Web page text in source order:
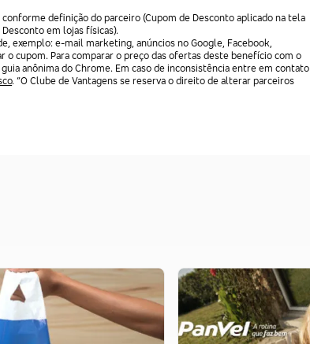
definição do parceiro (Cupom de Desconto aplicado na tela
em lojas físicas).
exemplo: e-mail marketing, anúncios no Google, Facebook,
cupom. Para comparar o preço das ofertas deste benefício com o
anônima do Chrome. Em caso de inconsistência entre em contato
. “O Clube de Vantagens se reserva o direito de alterar parceiros